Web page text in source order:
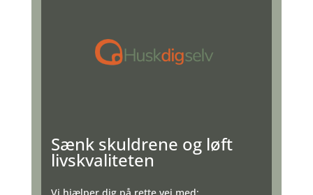
Sænk skuldrene og løft
livskvaliteten